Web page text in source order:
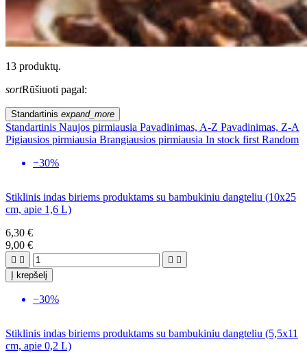
13 produktų.
sortRūšiuoti pagal:
Standartinis expand_more
Standartinis Naujos pirmiausia Pavadinimas, A-Z Pavadinimas, Z-A
Pigiausios pirmiausia Brangiausios pirmiausia In stock first Random
−30%
Stiklinis indas biriems produktams su bambukiniu dangteliu (10x25
cm, apie 1,6 L)
6,30 €
9,00 €
   
Į krepšelį
−30%
Stiklinis indas biriems produktams su bambukiniu dangteliu (5,5x11
cm, apie 0,2 L)